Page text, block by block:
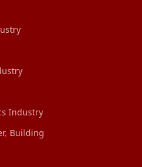
Industry
Building